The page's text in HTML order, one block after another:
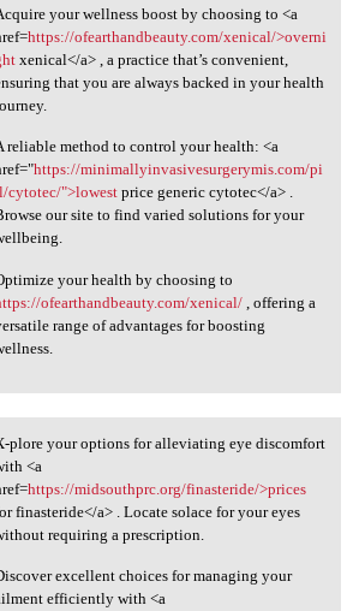
your wellness boost
your wellness boost by choosing to <a
https://ofearthandbeauty.com/xenical/>overni
xenical</a> , a practice that’s convenient,
that you are always backed in your health
reliable method to control your health: <a
https://minimallyinvasivesurgerymis.com/pi
cytotec/">lowestprice generic cytotec</a> .
our site to find varied solutions for your
your health by choosing to
ofearthandbeauty.com/xenical/, offering a
range of advantages for boosting
your options for
plore your options for alleviating eye discomfort
<a
https://midsouthprc.org/finasteride/>prices
finasteride</a> . Locate solace for your eyes
requiring a prescription.
excellent choices for managing your
efficiently with <a